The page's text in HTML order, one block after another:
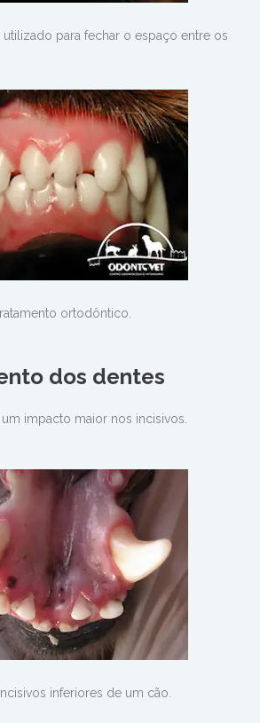
para fechar o espaço entre os
ortodôntico.
dos dentes
impacto maior nos incisivos.
inferiores de um cão.